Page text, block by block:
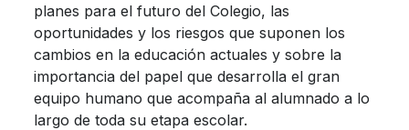
planes para el futuro del Colegio, las
oportunidades y los riesgos que suponen los
cambios en la educación actuales y sobre la
importancia del papel que desarrolla el gran
equipo humano que acompaña al alumnado a lo
largo de toda su etapa escolar.